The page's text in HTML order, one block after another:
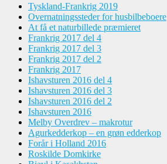
Tyskland-Frankrig 2019
Overnatningssteder for husbilbeboere
At få et naturbillede præmieret
Frankrig 2017 del 4
Frankrig 2017 del 3
Frankrig 2017 del 2
Frankrig 2017
Ishavsturen 2016 del 4
Ishavsturen 2016 del 3
Ishavsturen 2016 del 2
Ishavsturen 2016
Melby Overdrev – makrotur
Agurkedderkop – en grøn edderkop
Forår i Holland 2016
Roskilde Domkirke